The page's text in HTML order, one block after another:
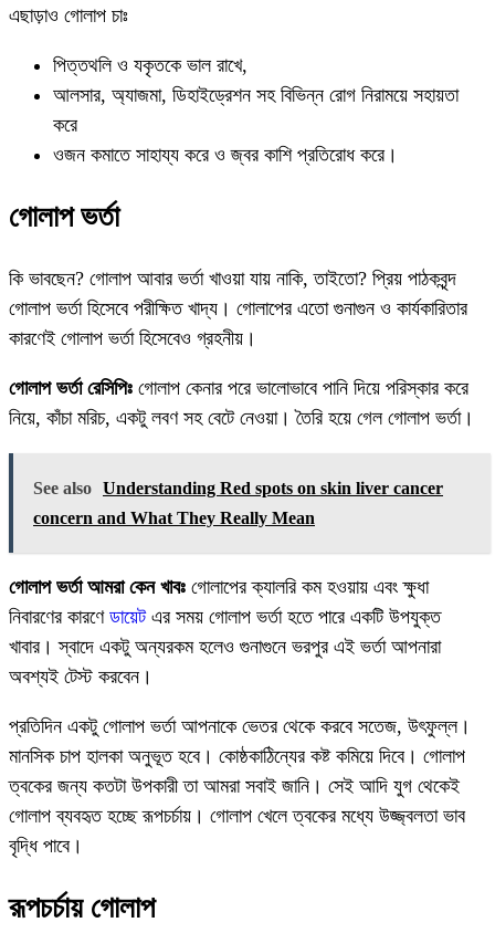
এছাড়াও গোলাপ চাঃ
পিত্তথলি ও যকৃতকে ভাল রাখে,
আলসার, অ্যাজমা, ডিহাইড্রেশন সহ বিভিন্ন রোগ নিরাময়ে সহায়তা
করে
ওজন কমাতে সাহায্য করে ও জ্বর কাশি প্রতিরোধ করে।
গোলাপ ভর্তা
কি ভাবছেন? গোলাপ আবার ভর্তা খাওয়া যায় নাকি, তাইতো? প্রিয় পাঠকবৃন্দ
গোলাপ ভর্তা হিসেবে পরীক্ষিত খাদ্য। গোলাপের এতো গুনাগুন ও কার্যকারিতার
কারণেই গোলাপ ভর্তা হিসেবেও গ্রহনীয়।
গোলাপ ভর্তা রেসিপিঃ গোলাপ কেনার পরে ভালোভাবে পানি দিয়ে পরিস্কার করে
নিয়ে, কাঁচা মরিচ, একটু লবণ সহ বেটে নেওয়া। তৈরি হয়ে গেল গোলাপ ভর্তা।
See also Understanding Red spots on skin liver cancer
concern and What They Really Mean
গোলাপ ভর্তা আমরা কেন খাবঃ গোলাপের ক্যালরি কম হওয়ায় এবং ক্ষুধা
নিবারণের কারণে ডায়েটএর সময় গোলাপ ভর্তা হতে পারে একটি উপযুক্ত
খাবার। স্বাদে একটু অন্যরকম হলেও গুনাগুনে ভরপুর এই ভর্তা আপনারা
অবশ্যই টেস্ট করবেন।
প্রতিদিন একটু গোলাপ ভর্তা আপনাকে ভেতর থেকে করবে সতেজ, উৎফুল্ল।
মানসিক চাপ হালকা অনুভূত হবে। কোষ্ঠকাঠিন্যের কষ্ট কমিয়ে দিবে। গোলাপ
ত্বকের জন্য কতটা উপকারী তা আমরা সবাই জানি। সেই আদি যুগ থেকেই
গোলাপ ব্যবহৃত হচ্ছে রূপচর্চায়। গোলাপ খেলে ত্বকের মধ্যে উজ্জ্বলতা ভাব
বৃদ্ধি পাবে।
রূপচর্চায় গোলাপ